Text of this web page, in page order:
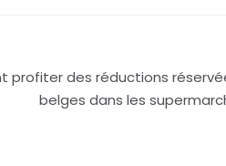
profiter des réductions
belges dans les